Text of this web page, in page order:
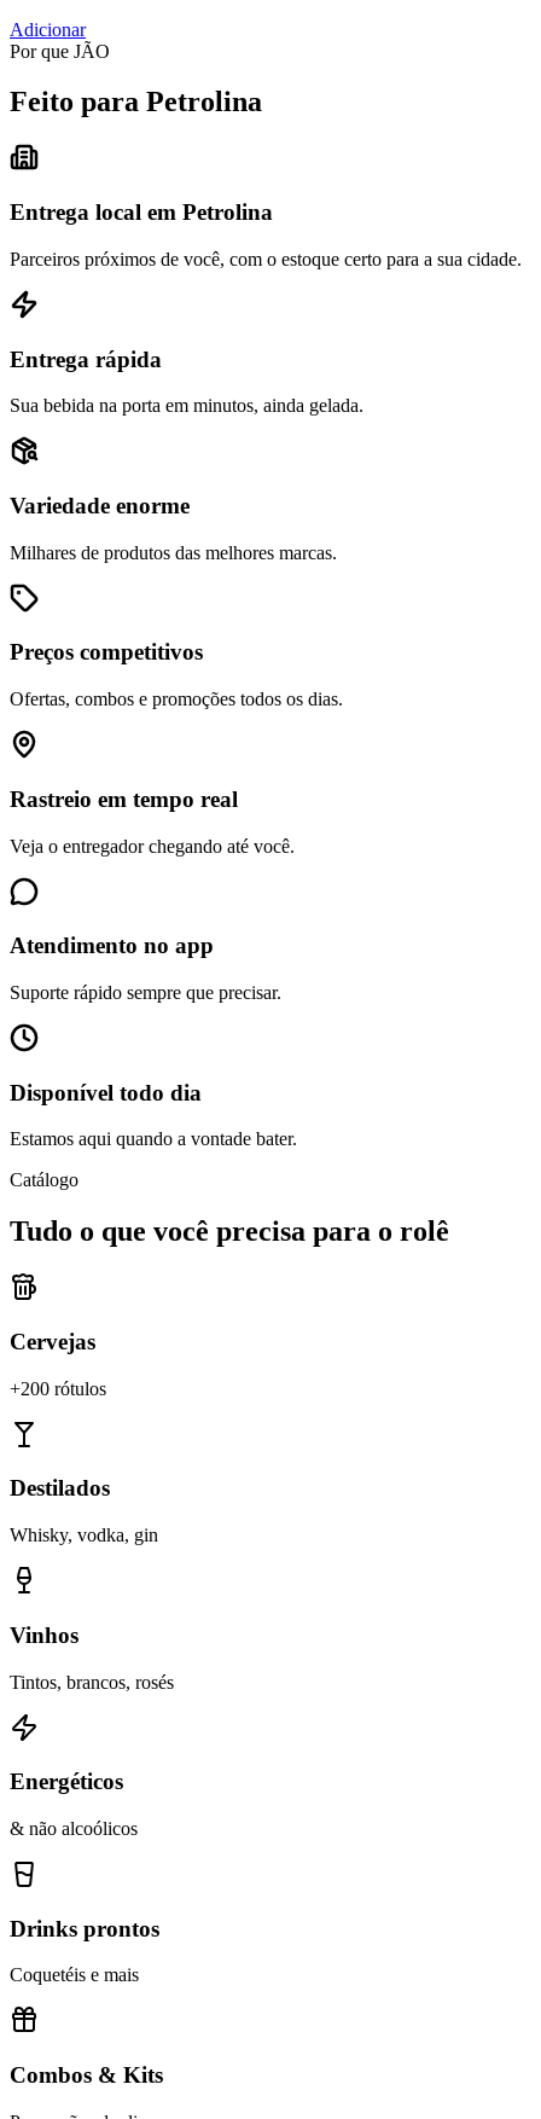
Adicionar
Por que JÃO
Feito para Petrolina
Entrega local em Petrolina
Parceiros próximos de você, com o estoque certo para a sua cidade.
Entrega rápida
Sua bebida na porta em minutos, ainda gelada.
Variedade enorme
Milhares de produtos das melhores marcas.
Preços competitivos
Ofertas, combos e promoções todos os dias.
Rastreio em tempo real
Veja o entregador chegando até você.
Atendimento no app
Suporte rápido sempre que precisar.
Disponível todo dia
Estamos aqui quando a vontade bater.
Catálogo
Tudo o que você precisa para o rolê
Cervejas
+200 rótulos
Destilados
Whisky, vodka, gin
Vinhos
Tintos, brancos, rosés
Energéticos
& não alcoólicos
Drinks prontos
Coquetéis e mais
Combos & Kits